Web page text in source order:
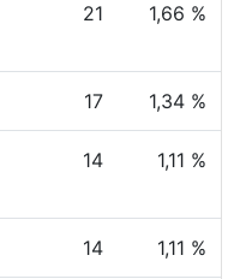
21 1,66 %
17 1,34 %
14 1,11 %
14 1,11 %